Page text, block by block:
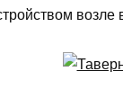
возле